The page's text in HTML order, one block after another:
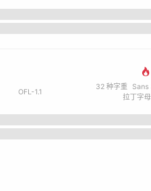
OFL-1.1
32 种字重 Sans